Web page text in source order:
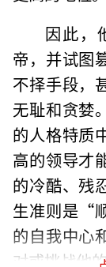
因此，
帝，并试图
不择手段，
无耻和贪婪
的人格特质
高的领导才
的冷酷、残
生准则是“
的自我中心
对或挑战他